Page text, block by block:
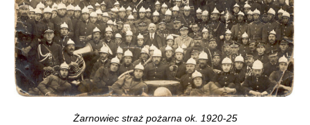
Żarnowiec straż pożarna ok. 1920-25